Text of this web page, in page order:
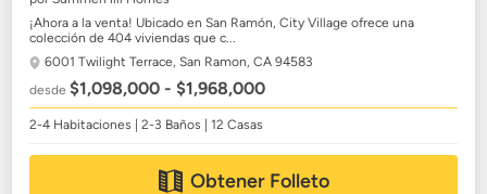
¡Ahora a la venta! Ubicado en San Ramón, City Village ofrece una
colección de 404 viviendas que c...
6001 Twilight Terrace,San Ramon, CA 94583
desde$1,098,000 - $1,968,000
2-4 Habitaciones | 2-3 Baños | 12 Casas
Obtener Folleto